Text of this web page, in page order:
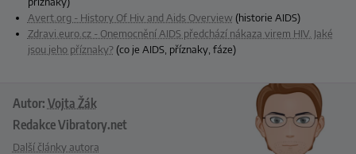
Avert.org - History Of Hiv and Aids Overview (historie AIDS)
Zdravi.euro.cz - Onemocnění AIDS předchází nákaza virem HIV. Jaké
jsou jeho příznaky?(co je AIDS, příznaky, fáze)
Autor: Vojta Žák
Redakce Vibratory.net
Další články autora